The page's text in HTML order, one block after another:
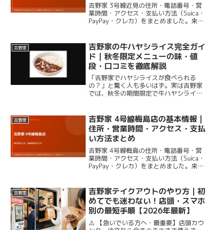
吉野家 3号線近見の住所・電話番号・営
業時間・アクセス・支払い方法（Suica・
PayPay・クレカ）をまとめました。来店
吉野家
吉野家の牛ハヤシライス完全ガイ
ド｜秋冬限定メニューの味・値
段・口コミを徹底解説
「吉野家でハヤシライスが食べられる
の？」と驚く人も多いはず。実は吉野家
では、秋冬の期間限定で牛ハヤシライス
が、吉野家のこだわりの牛肉とデミグラ
スソースが合わさった意外な一...
吉野家
吉野家 4号線梅島店の基本情報｜
住所・営業時間・アクセス・支払
い方法まとめ
吉野家 4号線梅島の住所・電話番号・営
業時間・アクセス・支払い方法（Suica・
PayPay・クレカ）をまとめました。来店
吉野家
吉野家テイクアウトのやり方｜初
めてでも迷わない！店頭・スマホ
別の最短手順【2026年最新】
⚠️ 【急いでいる方へ・最重要】店頭カウ